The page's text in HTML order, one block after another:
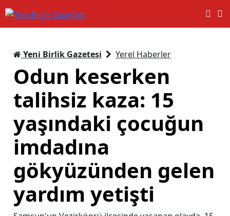
Yeni Birlik Gazetesi Yerel Haberler
Odun keserken
talihsiz kaza: 15
yaşındaki çocuğun
imdadına
gökyüzünden gelen
yardım yetişti